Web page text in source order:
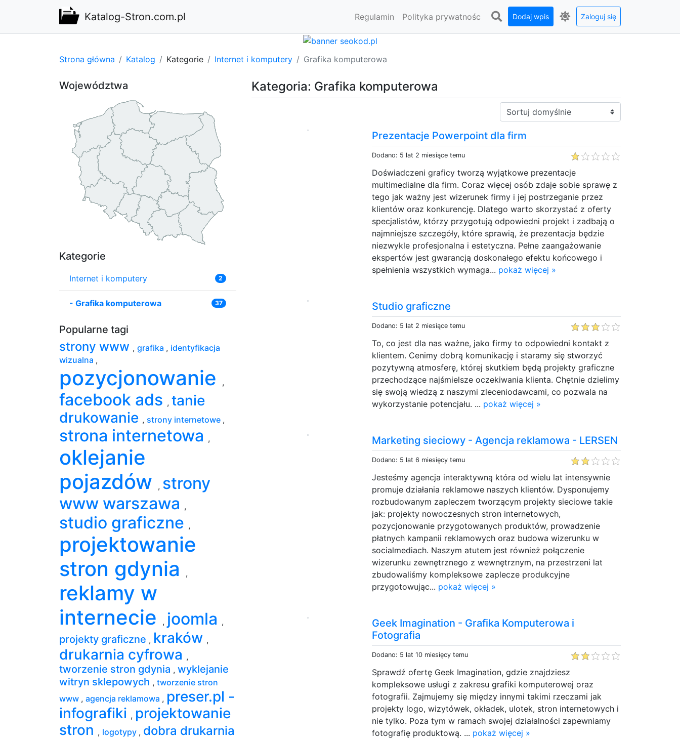
Katalog-Stron.com.pl Regulamin Polityka prywatnośc Dodaj wpis Zaloguj się
Strona główna Katalog Kategorie Internet i komputery Grafika komputerowa
Kategoria: Grafika komputerowa
Sortuj:
Prezentacje Powerpoint dla firm
Dodano: 5 lat 2 miesiące temu
Doświadczeni graficy tworzą wyjątkowe prezentacje
multimedialne dla firm. Coraz więcej osób zdaje sobie sprawę z
tego jak ważny jest wizerunek firmy i jej postrzeganie przez
klientów oraz konkurencję. Dlatego warto skorzystać z oferty
specjalistów, którzy przygotują odpowiedni projekt i zadbają o
najmniejsze szczegóły, które sprawią, że prezentacja będzie
niezwykle profesjonalna i estetyczna. Pełne zaangażowanie
ekspertów jest gwarancją doskonałego efektu końcowego i
spełnienia wszystkich wymaga... pokaż więcej »
Studio graficzne
Dodano: 5 lat 2 miesiące temu
To, co jest dla nas ważne, jako firmy to odpowiedni kontakt z
klientem. Cenimy dobrą komunikację i staramy się stworzyć
pozytywną atmosferę, której skutkiem będą projekty graficzne
przechodzące najśmielsze oczekiwania klienta. Chętnie dzielimy
się swoją wiedzą z naszymi zleceniodawcami, co pozwala na
wykorzystanie potencjału. ... pokaż więcej »
Marketing sieciowy - Agencja reklamowa - LERSEN
Dodano: 5 lat 6 miesięcy temu
Jesteśmy agencja interaktywną która od wielu lat intensywnie
promuje działania reklamowe naszych klientów. Dysponujemy
rozbudowanym zapleczem tworzącym projekty sieciowe takie
jak: projekty nowoczesnych stron internetowych,
pozycjonowanie przygotowanych produktów, prowadzenie
płatnych kampanii reklamowych oraz budowa wizerunku w
socialmediach. Naszym atutem jest również połączenie
wizerunku zewnętrznego z wewnętrznym, na przestrzeni lat
zbudowaliśmy kompleksowe zaplecze produkcyjne
przygotowując... pokaż więcej »
Geek Imagination - Grafika Komputerowa i
Fotografia
Dodano: 5 lat 10 miesięcy temu
Sprawdź ofertę Geek Imagination, gdzie znajdziesz
kompleksowe usługi z zakresu grafiki komputerowej oraz
fotografii. Zajmujemy się między innymi takimi rzeczami jak
projekty logo, wizytówek, okładek, ulotek, stron internetowych i
nie tylko. Poza tym w ramach swojej działalności zapewniamy
fotografię produktową. ... pokaż więcej »
Województwa
Kategorie
Internet i komputery 2
- Grafika komputerowa 37
Popularne tagi
strony www , grafika , identyfikacja
wizualna ,
pozycjonowanie ,
facebook ads , tanie
drukowanie , strony internetowe ,
strona internetowa ,
oklejanie
pojazdów
, strony
www warszawa ,
studio graficzne ,
projektowanie
stron gdynia
,
reklamy w
internecie
, joomla ,
projekty graficzne , kraków ,
drukarnia cyfrowa ,
tworzenie stron gdynia , wyklejanie
witryn sklepowych , tworzenie stron
www , agencja reklamowa , preser.pl -
infografiki , projektowanie
stron , logotypy , dobra drukarnia